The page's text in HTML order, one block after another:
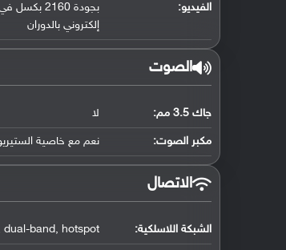
الفيديو:
إلكتروني بالدوران
الصوت
جاك 3.5 مم: لا
مكبر الصوت: نعم مع خاصية
الاتصال
الشبكة اللاسلكية: band, hotspot